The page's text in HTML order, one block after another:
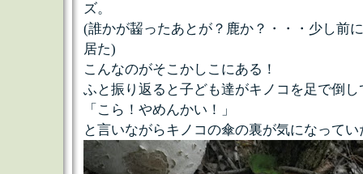
ズ。
(誰かが齧ったあとが？鹿か？・・・少し前
居た)
こんなのがそこかしこにある！
ふと振り返ると子ども達がキノコを足で倒
「こら！やめんかい！」
と言いながらキノコの傘の裏が気になって